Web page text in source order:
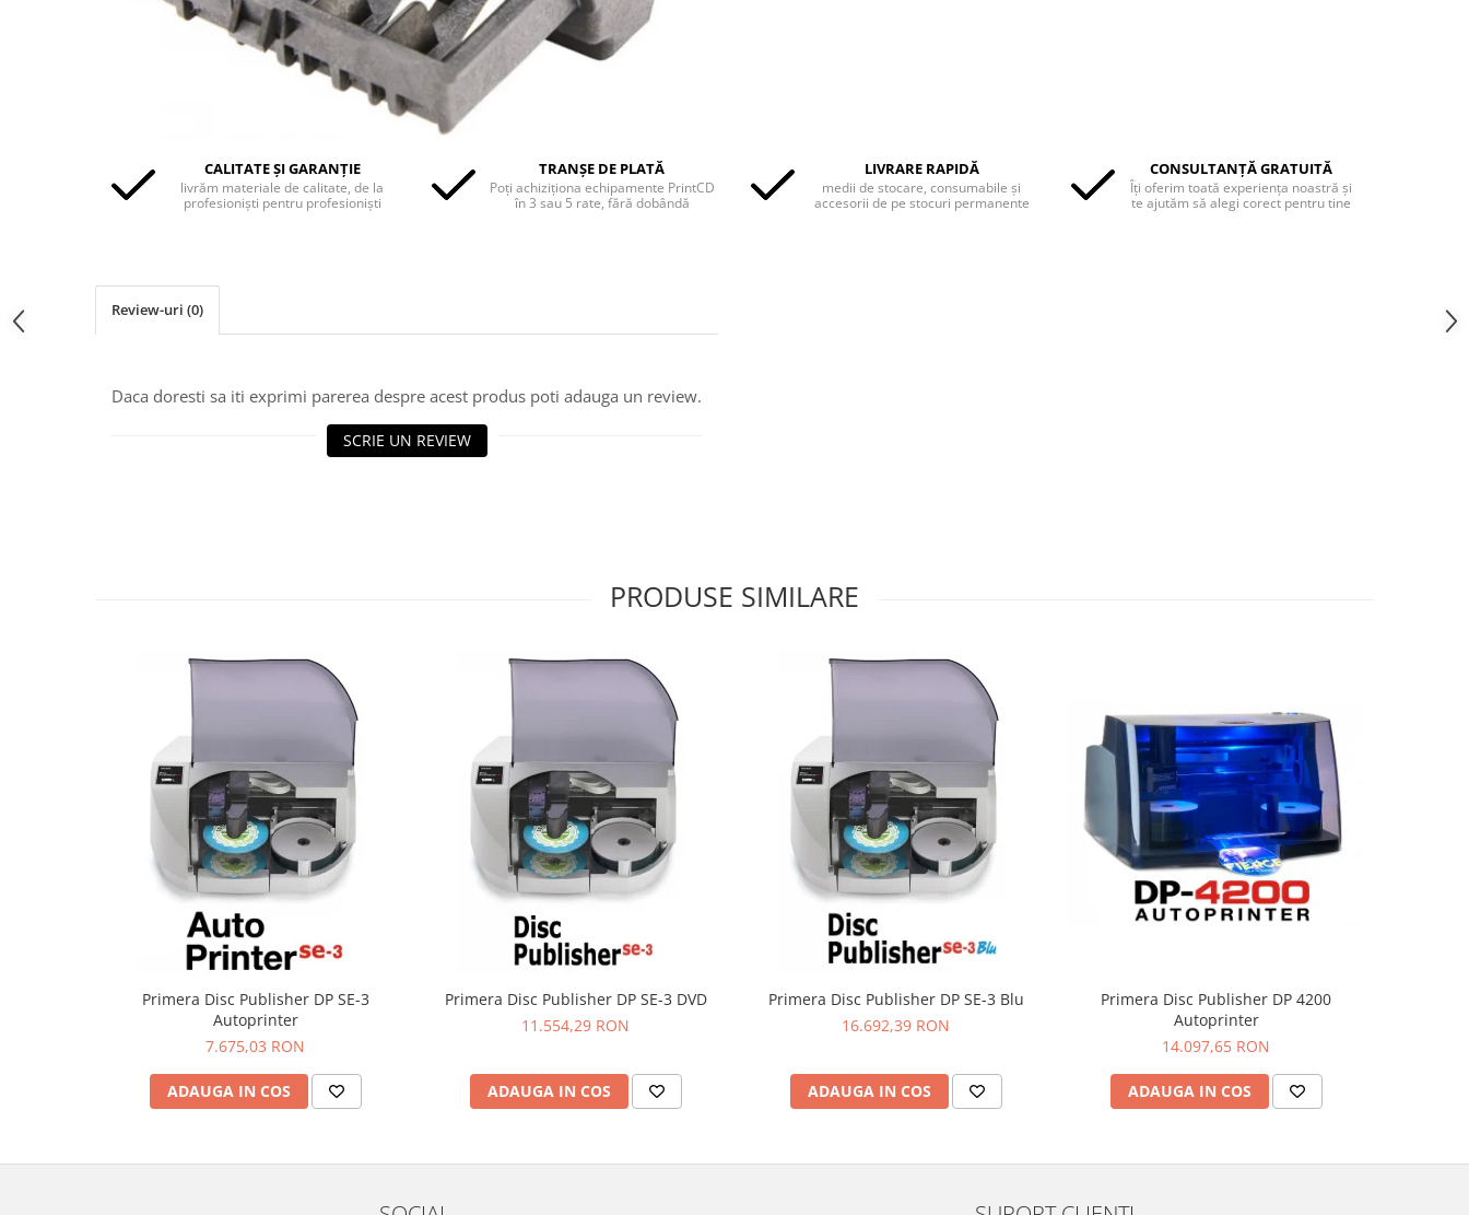
CALITATE ȘI GARANȚIE
livrăm materiale de calitate, de la
profesioniști pentru profesioniști
TRANȘE DE PLATĂ
Poți achiziționa echipamente PrintCD
în 3 sau 5 rate, fără dobândă
LIVRARE RAPIDĂ
medii de stocare, consumabile și
accesorii de pe stocuri permanente
CONSULTANȚĂ GRATUITĂ
Îți oferim toată experiența noastră și
te ajutăm să alegi corect pentru tine
Review-uri (0)
Daca doresti sa iti exprimi parerea despre acest produs poti adauga un review.
SCRIE UN REVIEW
PRODUSE SIMILARE
Primera Disc Publisher DP SE-3
Autoprinter
7.675,03 RON
ADAUGA IN COS
Primera Disc Publisher DP SE-3 DVD
11.554,29 RON
ADAUGA IN COS
Primera Disc Publisher DP SE-3 Blu
16.692,39 RON
ADAUGA IN COS
Primera Disc Publisher DP 4200
Autoprinter
14.097,65 RON
ADAUGA IN COS